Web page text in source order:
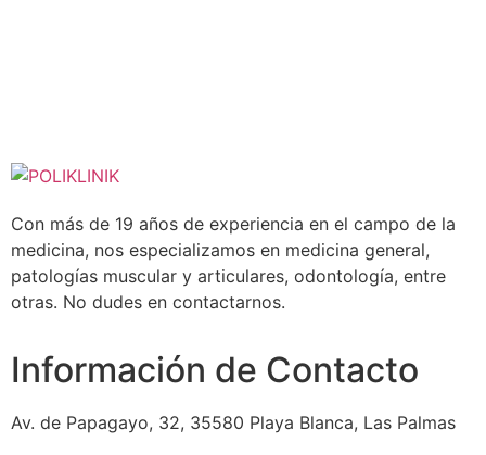
Con más de 19 años de experiencia en el campo de la
medicina, nos especializamos en medicina general,
patologías muscular y articulares, odontología, entre
otras. No dudes en contactarnos.
Información de Contacto
Av. de Papagayo, 32, 35580 Playa Blanca, Las Palmas